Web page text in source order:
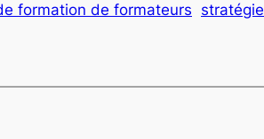
formation de formateurs